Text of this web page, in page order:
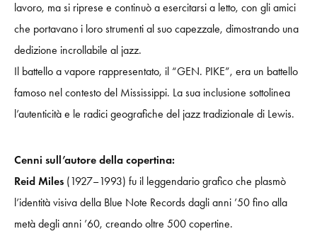
lavoro, ma si riprese e continuò a esercitarsi a letto, con gli amici
che portavano i loro strumenti al suo capezzale, dimostrando una
dedizione incrollabile al jazz.
Il battello a vapore rappresentato, il “GEN. PIKE”, era un battello
famoso nel contesto del Mississippi. La sua inclusione sottolinea
l’autenticità e le radici geografiche del jazz tradizionale di Lewis.
Cenni sull’autore della copertina:
Reid Miles (1927–1993) fu il leggendario grafico che plasmò
l’identità visiva della Blue Note Records dagli anni ’50 fino alla
metà degli anni ’60, creando oltre 500 copertine.